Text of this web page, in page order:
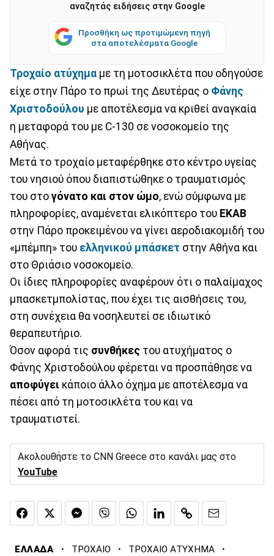
αναζητάς ειδήσεις στην Google
Προσθήκη ως προτιμώμενη πηγή
στα αποτελέσματα Google
Τροχαίο ατύχημα με τη μοτοσικλέτα που οδηγούσε
είχε στην Πάρο το πρωί της Δευτέρας ο Φάνης
Χριστοδούλου με αποτέλεσμα να κριθεί αναγκαία
η μεταφορά του με C-130 σε νοσοκομείο της
Αθήνας.
Mετά το τροχαίο μεταφέρθηκε στο κέντρο υγείας
του νησιού όπου διαπιστώθηκε ο τραυματισμός
του στο γόνατο και στον ώμο, ενώ σύμφωνα με
πληροφορίες, αναμένεται ελικόπτερο του ΕΚΑΒ
στην Πάρο προκειμένου να γίνει αεροδιακομιδή του
«μπέμπη» του ελληνικού μπάσκετ στην Αθήνα και
στο Θριάσιο νοσοκομείο.
Οι ίδιες πληροφορίες αναφέρουν ότι ο παλαίμαχος
μπασκετμπολίστας, που έχει τις αισθήσεις του,
στη συνέχεια θα νοσηλευτεί σε ιδιωτικό
θεραπευτήριο.
Όσον αφορά τις συνθήκες του ατυχήματος ο
Φάνης Χριστοδούλου φέρεται να προσπάθησε να
αποφύγει κάποιο άλλο όχημα με αποτέλεσμα να
πέσει από τη μοτοσικλέτα του και να
τραυματιστεί.
Ακολουθήστε το CNN Greece στο κανάλι μας στο
YouTube
ΕΛΛΑΔΑ · ΤΡΟΧΑΙΟ · ΤΡΟΧΑΙΟ ΑΤΥΧΗΜΑ ·